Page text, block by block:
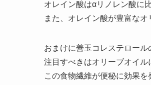
オレイン酸はαリノレン酸に
また、オレイン酸が豊富な
おまけに善玉コレステロー
注目すべきはオリーブオイル
この食物繊維が便秘に効果